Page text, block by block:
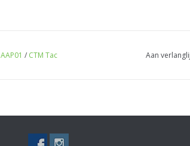
AAP01 / CTM Tac Aan